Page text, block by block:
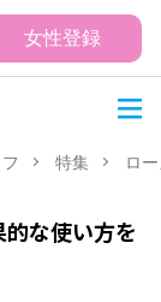
女性登録
特集 ロ
的な使い方を